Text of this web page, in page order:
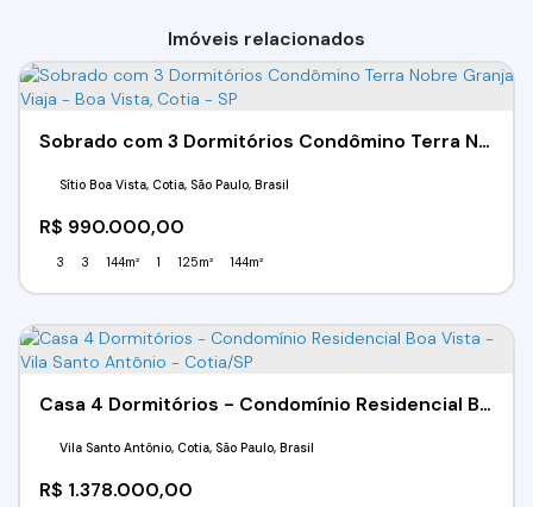
Imóveis relacionados
Sobrado com 3 Dormitórios Condômino Terra Nobre Granja Viaja - Boa Vista, Cotia - SP
R$ 990.000,00
Sítio Boa Vista, Cotia, São Paulo, Brasil
3 3 144m² 1 125m² 144m²
Casa 4 Dormitórios - Condomínio Residencial Boa Vista - Vila Santo Antônio - Cotia/SP
R$ 1.378.000,00
Vila Santo Antônio, Cotia, São Paulo, Brasil